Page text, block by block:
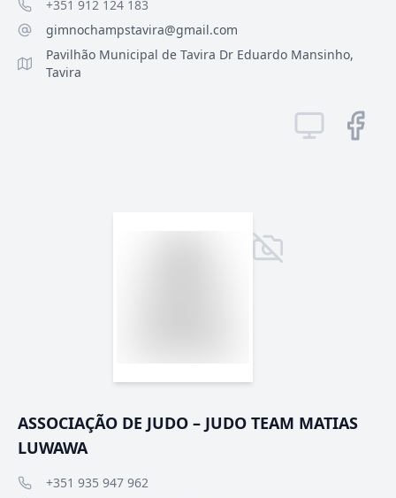
+351 912 124 183
gimnochampstavira@gmail.com
Pavilhão Municipal de Tavira Dr Eduardo Mansinho,
Tavira
ASSOCIAÇÃO DE JUDO – JUDO TEAM MATIAS
LUWAWA
+351 935 947 962